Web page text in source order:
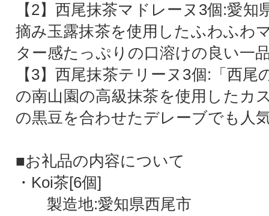
【2】西尾抹茶マドレーヌ3個:愛知
摘み玉露抹茶を使用したふわふわ
ター感たっぷりの口溶けの良い一
【3】西尾抹茶テリーヌ3個:「西尾
の南山園の高級抹茶を使用したカ
の黒豆を合わせたデレーブでも人
■お礼品の内容について
・Koi茶[6個]
製造地:愛知県西尾市